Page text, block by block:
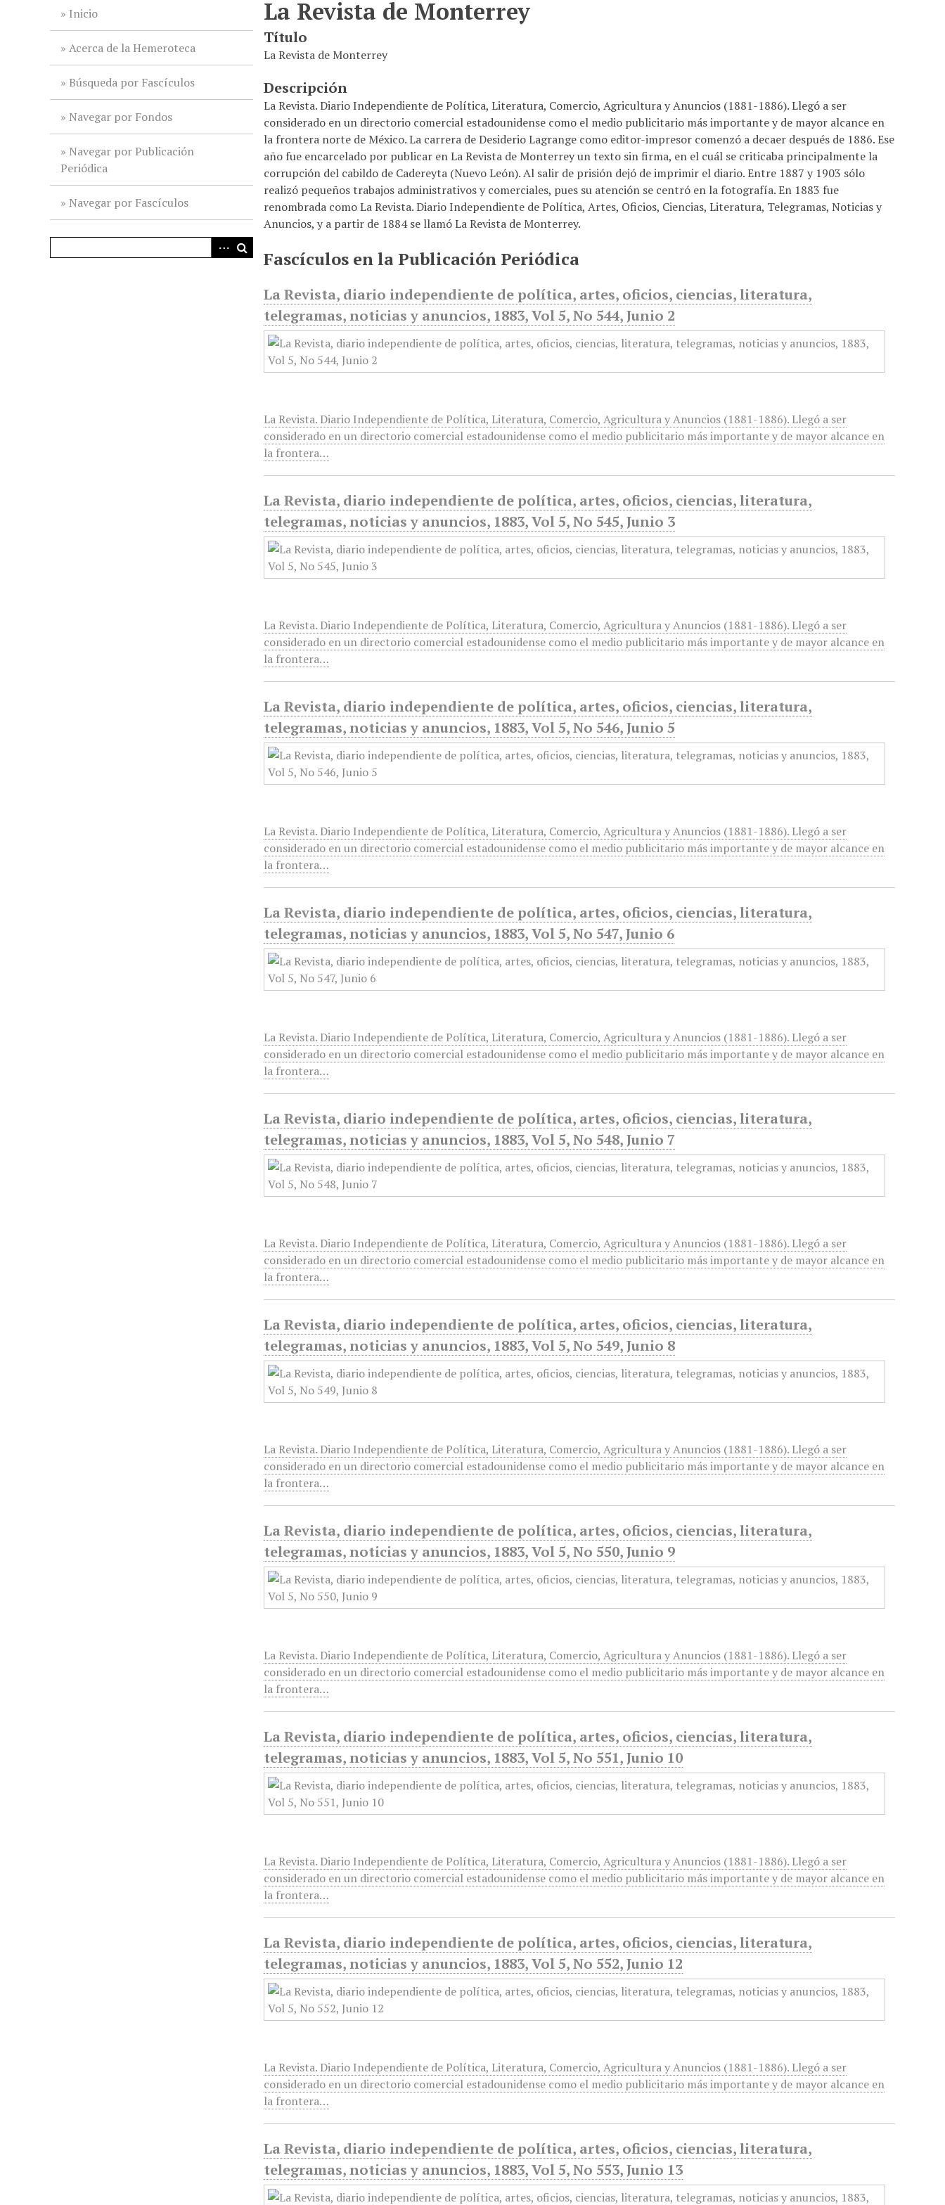
Inicio
Acerca de la Hemeroteca
Búsqueda por Fascículos
Navegar por Fondos
Navegar por Publicación
Periódica
Navegar por Fascículos
La Revista de Monterrey
Título
La Revista de Monterrey
Descripción
La Revista. Diario Independiente de Política, Literatura, Comercio, Agricultura y Anuncios (1881-1886). Llegó a ser
considerado en un directorio comercial estadounidense como el medio publicitario más importante y de mayor alcance en
la frontera norte de México. La carrera de Desiderio Lagrange como editor-impresor comenzó a decaer después de 1886. Ese
año fue encarcelado por publicar en La Revista de Monterrey un texto sin firma, en el cuál se criticaba principalmente la
corrupción del cabildo de Cadereyta (Nuevo León). Al salir de prisión dejó de imprimir el diario. Entre 1887 y 1903 sólo
realizó pequeños trabajos administrativos y comerciales, pues su atención se centró en la fotografía. En 1883 fue
renombrada como La Revista. Diario Independiente de Política, Artes, Oficios, Ciencias, Literatura, Telegramas, Noticias y
Anuncios, y a partir de 1884 se llamó La Revista de Monterrey.
Fascículos en la Publicación Periódica
La Revista, diario independiente de política, artes, oficios, ciencias, literatura,
telegramas, noticias y anuncios, 1883, Vol 5, No 544, Junio 2
La Revista. Diario Independiente de Política, Literatura, Comercio, Agricultura y Anuncios (1881-1886). Llegó a ser
considerado en un directorio comercial estadounidense como el medio publicitario más importante y de mayor alcance en
la frontera…
La Revista, diario independiente de política, artes, oficios, ciencias, literatura,
telegramas, noticias y anuncios, 1883, Vol 5, No 545, Junio 3
La Revista. Diario Independiente de Política, Literatura, Comercio, Agricultura y Anuncios (1881-1886). Llegó a ser
considerado en un directorio comercial estadounidense como el medio publicitario más importante y de mayor alcance en
la frontera…
La Revista, diario independiente de política, artes, oficios, ciencias, literatura,
telegramas, noticias y anuncios, 1883, Vol 5, No 546, Junio 5
La Revista. Diario Independiente de Política, Literatura, Comercio, Agricultura y Anuncios (1881-1886). Llegó a ser
considerado en un directorio comercial estadounidense como el medio publicitario más importante y de mayor alcance en
la frontera…
La Revista, diario independiente de política, artes, oficios, ciencias, literatura,
telegramas, noticias y anuncios, 1883, Vol 5, No 547, Junio 6
La Revista. Diario Independiente de Política, Literatura, Comercio, Agricultura y Anuncios (1881-1886). Llegó a ser
considerado en un directorio comercial estadounidense como el medio publicitario más importante y de mayor alcance en
la frontera…
La Revista, diario independiente de política, artes, oficios, ciencias, literatura,
telegramas, noticias y anuncios, 1883, Vol 5, No 548, Junio 7
La Revista. Diario Independiente de Política, Literatura, Comercio, Agricultura y Anuncios (1881-1886). Llegó a ser
considerado en un directorio comercial estadounidense como el medio publicitario más importante y de mayor alcance en
la frontera…
La Revista, diario independiente de política, artes, oficios, ciencias, literatura,
telegramas, noticias y anuncios, 1883, Vol 5, No 549, Junio 8
La Revista. Diario Independiente de Política, Literatura, Comercio, Agricultura y Anuncios (1881-1886). Llegó a ser
considerado en un directorio comercial estadounidense como el medio publicitario más importante y de mayor alcance en
la frontera…
La Revista, diario independiente de política, artes, oficios, ciencias, literatura,
telegramas, noticias y anuncios, 1883, Vol 5, No 550, Junio 9
La Revista. Diario Independiente de Política, Literatura, Comercio, Agricultura y Anuncios (1881-1886). Llegó a ser
considerado en un directorio comercial estadounidense como el medio publicitario más importante y de mayor alcance en
la frontera…
La Revista, diario independiente de política, artes, oficios, ciencias, literatura,
telegramas, noticias y anuncios, 1883, Vol 5, No 551, Junio 10
La Revista. Diario Independiente de Política, Literatura, Comercio, Agricultura y Anuncios (1881-1886). Llegó a ser
considerado en un directorio comercial estadounidense como el medio publicitario más importante y de mayor alcance en
la frontera…
La Revista, diario independiente de política, artes, oficios, ciencias, literatura,
telegramas, noticias y anuncios, 1883, Vol 5, No 552, Junio 12
La Revista. Diario Independiente de Política, Literatura, Comercio, Agricultura y Anuncios (1881-1886). Llegó a ser
considerado en un directorio comercial estadounidense como el medio publicitario más importante y de mayor alcance en
la frontera…
La Revista, diario independiente de política, artes, oficios, ciencias, literatura,
telegramas, noticias y anuncios, 1883, Vol 5, No 553, Junio 13